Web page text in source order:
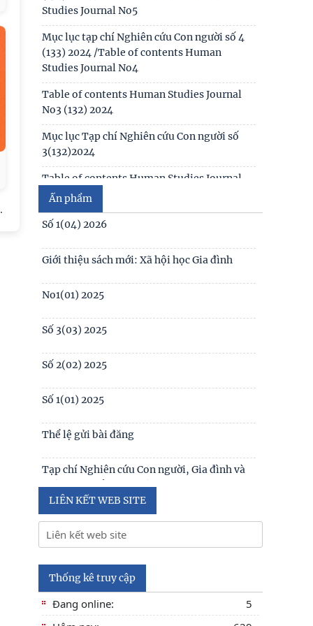
Table of contents Human Studies Journal
No2 (131) 2024
Mục lục Tạp chí Nghiên cứu Con người số
2(131) năm 2024
Mục lục Tạp chí Nghiên cứu Con người số
1(130) năm 2024
Table of contents Human Studies Journal
No. 5 (128) (2023)
Ấn phẩm
Số 1(04) 2026
Giới thiệu sách mới: Xã hội học Gia đình
No1(01) 2025
Số 3(03) 2025
Số 2(02) 2025
Số 1(01) 2025
Thể lệ gửi bài đăng
Tạp chí Nghiên cứu Con người, Gia đình và
Giới đạt chuẩn Tạp chí khoa học Việt Nam
năm 2026
Số 1 -2026
Nội hàm của quyền con người được sống
Hồng Hạnh
LIÊN KẾT WEB SITE
Thống kê truy cập
Đang online:
5